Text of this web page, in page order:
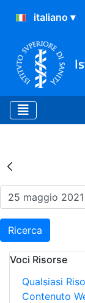
Ricerca
Voci Risorse
Qualsiasi
Contenuto